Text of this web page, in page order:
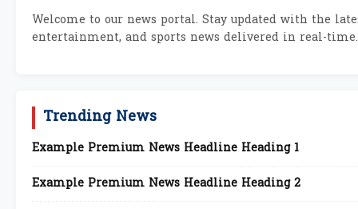
Welcome to our news portal. Stay updated with the
entertainment, and sports news delivered in real-time.
Trending News
Example Premium News Headline Heading 1
Example Premium News Headline Heading 2